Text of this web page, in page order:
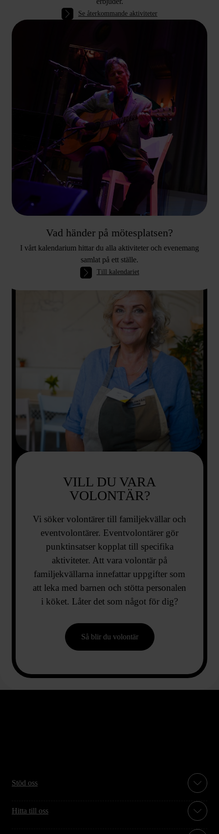
Se återkommande aktiviteter
Vad händer på mötesplatsen?
I vårt kalendarium hittar du alla aktiviteter och evenemang
samlat på ett ställe.
Till kalendariet
VILL DU VARA
VOLONTÄR?
Vi söker volontärer till familjekvällar och
eventvolontärer. Eventvolontärer gör
punktinsatser kopplat till specifika
aktiviteter. Att vara volontär på
familjekvällarna innefattar uppgifter som
att leka med barnen och stötta personalen
i köket. Låter det som något för dig?
Så blir du volontär
Stöd oss
Hitta till oss